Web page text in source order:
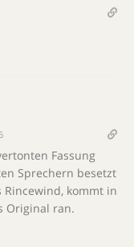
Fassung
Sprechern besetzt
Rincewind, kommt in
Original ran.